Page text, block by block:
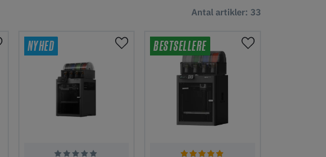
Antal artikler: 33
NYHED BESTSELLERE